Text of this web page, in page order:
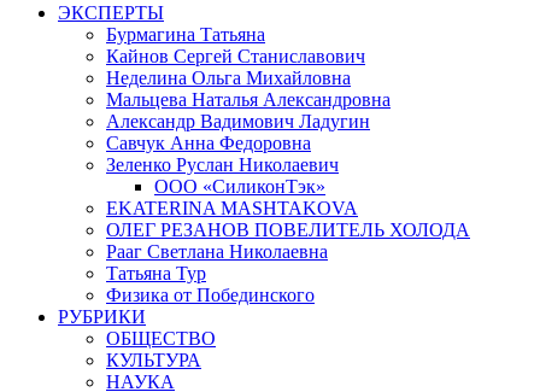
ЭКСПЕРТЫ
Бурмагина Татьяна
Кайнов Сергей Станиславович
Неделина Ольга Михайловна
Мальцева Наталья Александровна
Александр Вадимович Ладугин
Савчук Анна Федоровна
Зеленко Руслан Николаевич
ООО «СиликонТэк»
EKATERINA MASHTAKOVA
ОЛЕГ РЕЗАНОВ ПОВЕЛИТЕЛЬ ХОЛОДА
Рааг Светлана Николаевна
Татьяна Тур
Физика от Побединского
РУБРИКИ
ОБЩЕСТВО
КУЛЬТУРА
НАУКА